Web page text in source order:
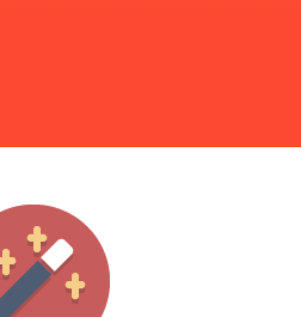
entretien d’embauche pour un